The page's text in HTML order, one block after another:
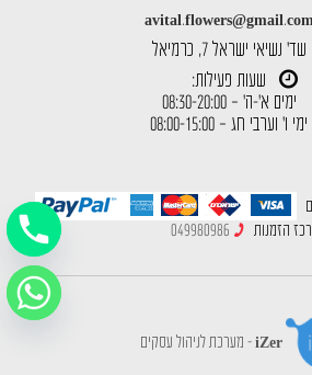
שד' נשיאי ישראל 7, כרמיאל
שעות פעילות:
ימים א'-ה' – 08:30-20:00
ימי ו' וערבי חג – 08:00-15:00
הזמנות
iZer - מערכת לניהול עסקים